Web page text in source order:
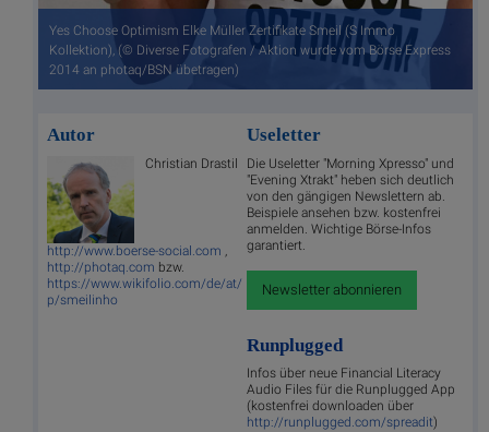
Yes Choose Optimism Elke Müller Zertifikate Smeil (S Immo
Kollektion), (© Diverse Fotografen / Aktion wurde vom Börse Express
2014 an photaq/BSN übetragen)
Autor
Christian Drastil
http://www.boerse-social.com
http://photaq.com bzw.
https://www.wikifolio.com/de/at/
p/smeilinho
Useletter
Die Useletter "Morning Xpresso" und
"Evening Xtrakt" heben sich deutlich
von den gängigen Newslettern ab.
Beispiele ansehen bzw. kostenfrei
anmelden. Wichtige Börse-Infos
garantiert.
Newsletter abonnieren
Runplugged
Infos über neue Financial Literacy
Audio Files für die Runplugged App
(kostenfrei downloaden über
http://runplugged.com/spreadit)